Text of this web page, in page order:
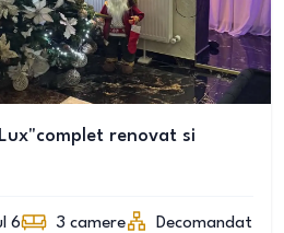
renovat si
6 3 camere Decomandat